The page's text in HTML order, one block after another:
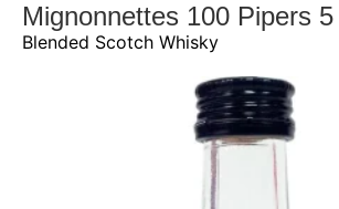
Mignonnettes 100 Pipers 5
Blended Scotch Whisky